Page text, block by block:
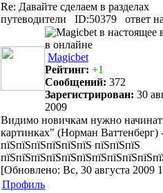
Re: Давайте сделаем в разделах
путеводители
ID:50379 ответ на
Magicbet
Рейтинг: +1
Сообщений: 372
Зарегистрирован: 30
2009
Видимо новичкам нужно
картинках" (Норман Ваттенберг) -
пїЅпїЅпїЅпїЅпїЅпїЅ пїЅпїЅпїЅ
[Обновлено: Вс, 30 августа 2009
Профиль